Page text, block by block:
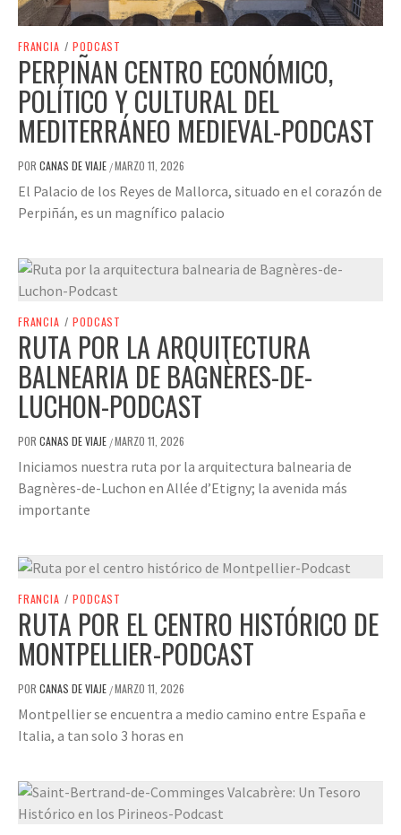
FRANCIA / PODCAST
PERPIÑAN CENTRO ECONÓMICO,
POLÍTICO Y CULTURAL DEL
MEDITERRÁNEO MEDIEVAL-PODCAST
POR CANAS DE VIAJE /MARZO 11, 2026
El Palacio de los Reyes de Mallorca, situado en el corazón de
Perpiñán, es un magnífico palacio
FRANCIA / PODCAST
RUTA POR LA ARQUITECTURA
BALNEARIA DE BAGNÈRES-DE-
LUCHON-PODCAST
POR CANAS DE VIAJE /MARZO 11, 2026
Iniciamos nuestra ruta por la arquitectura balnearia de
Bagnères-de-Luchon en Allée d’Etigny; la avenida más
importante
FRANCIA / PODCAST
RUTA POR EL CENTRO HISTÓRICO DE
MONTPELLIER-PODCAST
POR CANAS DE VIAJE /MARZO 11, 2026
Montpellier se encuentra a medio camino entre España e
Italia, a tan solo 3 horas en